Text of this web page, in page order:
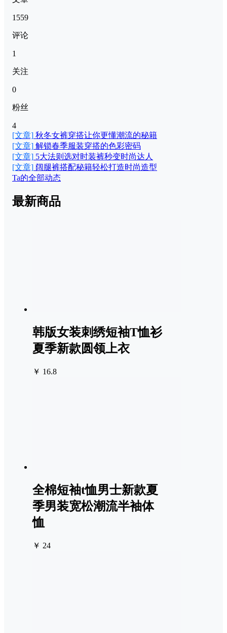
1559
评论
1
关注
0
粉丝
4
[文章] 秋冬女裤穿搭让你更懂潮流的秘籍
[文章] 解锁春季服装穿搭的色彩密码
[文章] 5大法则选对时装裤秒变时尚达人
[文章] 阔腿裤搭配秘籍轻松打造时尚造型
Ta的全部动态
最新商品
韩版女装刺绣短袖T恤衫
夏季新款圆领上衣
￥ 16.8
全棉短袖t恤男士新款夏
季男装宽松潮流半袖体
恤
￥ 24